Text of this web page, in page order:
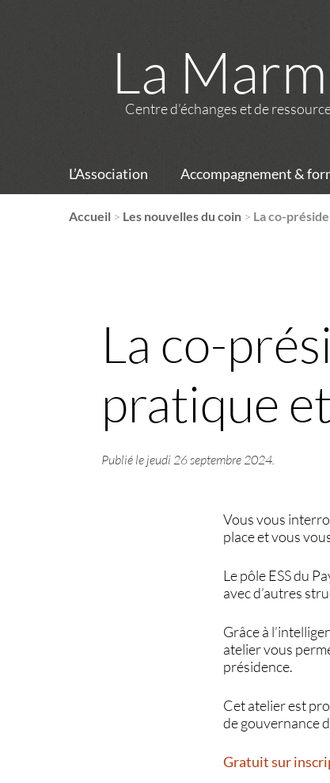
La
Centre d’échanges et de
L’Association Accompagnement &
Accueil > Les nouvelles du coin > La co-
La co-
pratique
Publié le jeudi 26 septembre 2024.
Vous vous
place et vous
Le pôle ESS du
avec d’autres
Grâce à
atelier vous
présidence.
Cet atelier est
de gouvernance
Gratuit sur